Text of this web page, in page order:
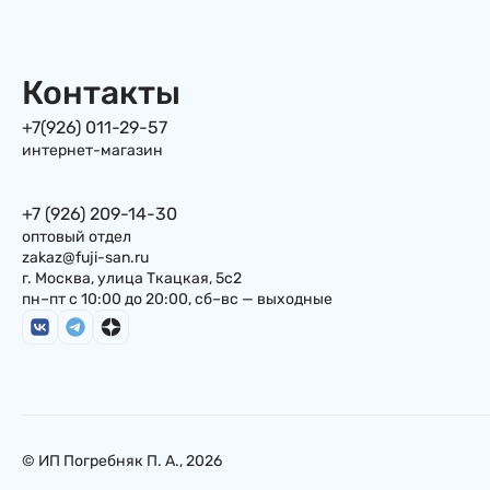
Контакты
+7(926) 011-29-57
интернет-магазин
+7 (926) 209-14-30
оптовый отдел
zakaz@fuji-san.ru
г. Москва, улица Ткацкая, 5с2
пн–пт с 10:00 до 20:00, сб–вс — выходные
© ИП Погребняк П. А., 2026